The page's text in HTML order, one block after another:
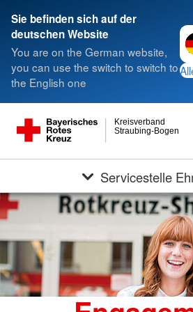
Sie befinden sich auf der
deutschen Website
You are on the German website,
you can use the switch to switch to
the English one
Straubing-Bogen
Kreisverband
Servicestelle